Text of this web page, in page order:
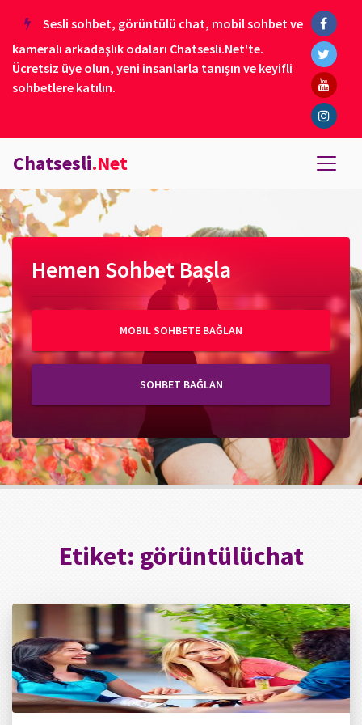
Sesli sohbet, görüntülü chat, mobil sohbet ve
kameralı arkadaşlık odaları Chatsesli.Net'te.
Ücretsiz üye olun, yeni insanlarla tanışın ve keyifli
sohbetlere katılın.
Chatsesli.Net
Hemen Sohbet Başla
MOBIL SOHBETE BAĞLAN
SOHBET BAĞLAN
Etiket: görüntülüchat